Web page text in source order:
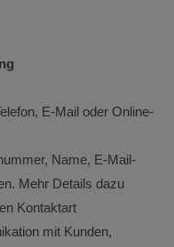
E-Mail oder Online-
Name, E-Mail-
Mehr Details dazu
Kontaktart
mit Kunden,